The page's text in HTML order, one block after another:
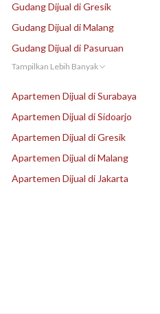
Gudang Dijual di Gresik
Gudang Dijual di Malang
Gudang Dijual di Pasuruan
Tampilkan Lebih Banyak
Apartemen Dijual di Surabaya
Apartemen Dijual di Sidoarjo
Apartemen Dijual di Gresik
Apartemen Dijual di Malang
Apartemen Dijual di Jakarta